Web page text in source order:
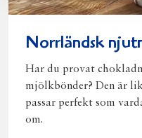
Norrländsk
Har du provat
mjölkbönder? Den är
passar perfekt som
om.